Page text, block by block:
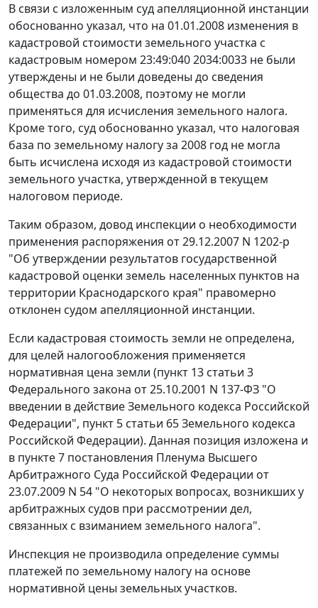
В связи с изложенным суд апелляционной инстанции
обоснованно указал, что на 01.01.2008 изменения в
кадастровой стоимости земельного участка с
кадастровым номером 23:49:040 2034:0033 не были
утверждены и не были доведены до сведения
общества до 01.03.2008, поэтому не могли
применяться для исчисления земельного налога.
Кроме того, суд обоснованно указал, что налоговая
база по земельному налогу за 2008 год не могла
быть исчислена исходя из кадастровой стоимости
земельного участка, утвержденной в текущем
налоговом периоде.
Таким образом, довод инспекции о необходимости
применения распоряжения от 29.12.2007 N 1202-р
"Об утверждении результатов государственной
кадастровой оценки земель населенных пунктов на
территории Краснодарского края" правомерно
отклонен судом апелляционной инстанции.
Если кадастровая стоимость земли не определена,
для целей налогообложения применяется
нормативная цена земли (пункт 13 статьи 3
Федерального закона от 25.10.2001 N 137-ФЗ "О
введении в действие Земельного кодекса Российской
Федерации", пункт 5 статьи 65Земельного кодекса
Российской Федерации). Данная позиция изложена и
в пункте 7 постановления Пленума Высшего
Арбитражного Суда Российской Федерации от
23.07.2009 N 54 "О некоторых вопросах, возникших у
арбитражных судов при рассмотрении дел,
связанных с взиманием земельного налога".
Инспекция не производила определение суммы
платежей по земельному налогу на основе
нормативной цены земельных участков.